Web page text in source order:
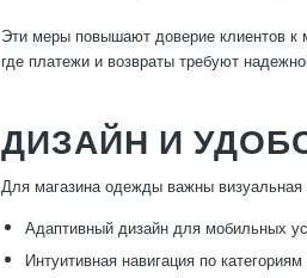
Эти меры повышают доверие клиентов к
где платежи и возвраты требуют
ДИЗАЙН И
Для магазина одежды важны визуальная
Адаптивный дизайн для мобильных
Интуитивная навигация по